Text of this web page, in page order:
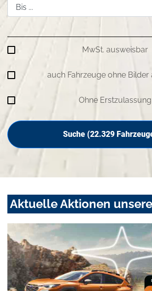
MwSt. ausweisbar
auch Fahrzeuge ohne Bilder
Ohne Erstzulassung
Suche (22.329
Aktuelle Aktionen